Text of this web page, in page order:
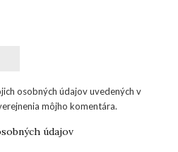
osobných údajov uvedených v
môjho komentára.
údajov